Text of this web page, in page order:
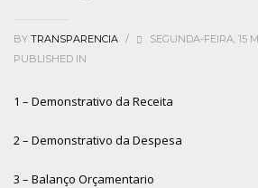
BY TRANSPARENCIA / SEGUNDA-FEIRA, 15
PUBLISHED IN
1 – Demonstrativo da Receita
2 – Demonstrativo da Despesa
3 – Balanço Orçamentario